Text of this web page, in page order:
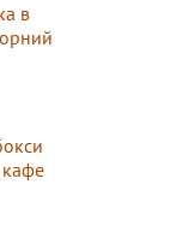
в
кафе